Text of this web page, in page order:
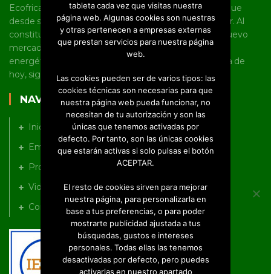
Ecofricalia es una joven pyme castellano manchega que
desde sus inicios tiene un marcado carácter innovador. Al
constituirse como empresa, fue pionera en abrir un nuevo
mercado en torno al uso de la biomasa y la eficiencia
energética en Castilla-La Mancha, línea en la que, a día de
hoy, sigue trabajando a nivel nacional e internacional.
NAVEGACIÓN
Inicio
Empresa
Productos
Videos
Contacto
tableta cada vez que visitas nuestra
página web. Algunas cookies son nuestras
y otras pertenecen a empresas externas
que prestan servicios para nuestra página
web.
Las cookies pueden ser de varios tipos: las
cookies técnicas son necesarias para que
nuestra página web pueda funcionar, no
necesitan de tu autorización y son las
únicas que tenemos activadas por
defecto. Por tanto, son las únicas cookies
que estarán activas si solo pulsas el botón
ACEPTAR.
El resto de cookies sirven para mejorar
nuestra página, para personalizarla en
base a tus preferencias, o para poder
mostrarte publicidad ajustada a tus
búsquedas, gustos e intereses
personales. Todas ellas las tenemos
desactivadas por defecto, pero puedes
activarlas en nuestro apartado